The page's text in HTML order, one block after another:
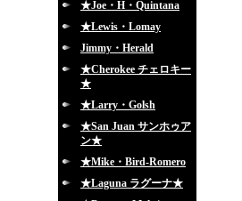
★Joe・H・Quintana
★Lewis・Lomay
Jimmy・Herald
★Cherokee チェロキー
★
★Larry・Golsh
★San Juan サンホゥア
ン★
★Mike・Bird-Romero
★Laguna ラグーナ★